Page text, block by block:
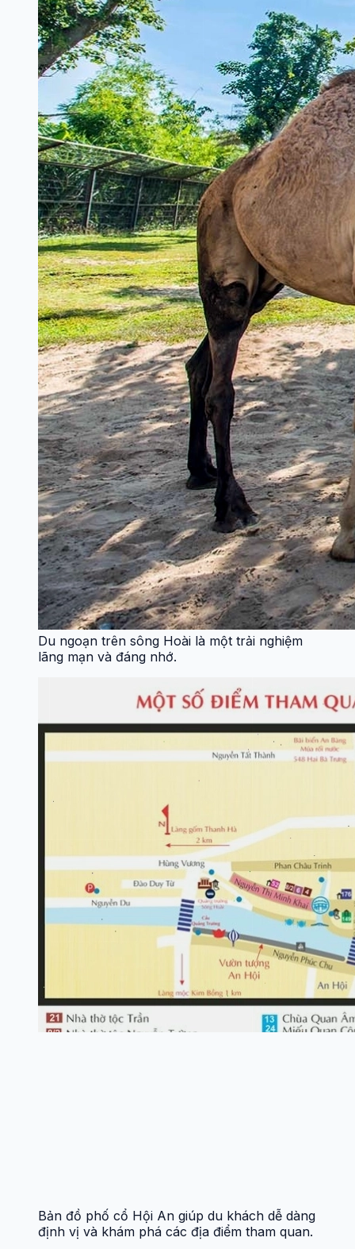
Du ngoạn trên sông Hoài là một trải nghiệm
lãng mạn và đáng nhớ.
Bản đồ phố cổ Hội An giúp du khách dễ dàng
định vị và khám phá các địa điểm tham quan.